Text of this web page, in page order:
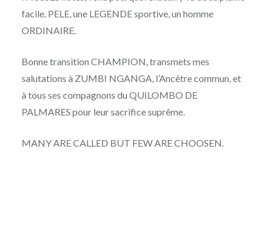
facile. PELE, une LEGENDE sportive, un homme
ORDINAIRE.
Bonne transition CHAMPION, transmets mes
salutations à ZUMBI NGANGA, l’Ancêtre commun, et
à tous ses compagnons du QUILOMBO DE
PALMARES pour leur sacrifice suprême.
MANY ARE CALLED BUT FEW ARE CHOOSEN.